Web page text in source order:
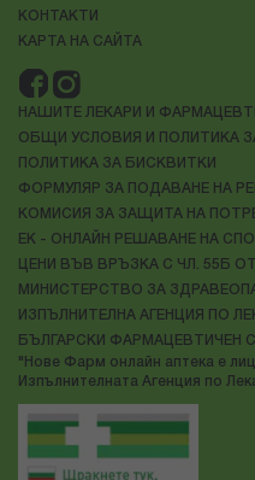
КОНТАКТИ
КАРТА НА САЙТА
НАШИТЕ ЛЕКАРИ И
ОБЩИ УСЛОВИЯ И ПОЛИТИКА
ПОЛИТИКА ЗА БИСКВИТКИ
ФОРМУЛЯР ЗА ПОДАВАНЕ НА
КОМИСИЯ ЗА ЗАЩИТА НА
ЕК - ОНЛАЙН РЕШАВАНЕ НА
ЦЕНИ ВЪВ ВРЪЗКА С ЧЛ. 55Б
МИНИСТЕРСТВО ЗА
ИЗПЪЛНИТЕЛНА АГЕНЦИЯ ПО
БЪЛГАРСКИ ФАРМАЦЕВТИЧЕН
"Нове Фарм онлайн аптека е
Изпълнителната Агенция по